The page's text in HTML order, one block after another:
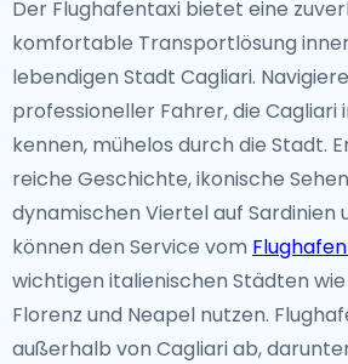
Der Flughafentaxi bietet eine
komfortable Transportlösung
lebendigen Stadt Cagliari.
professioneller Fahrer, die Cagliari
kennen, mühelos durch die Stadt.
reiche Geschichte, ikonische
dynamischen Viertel auf Sardinien
können den Service vom
wichtigen italienischen Städten wie
Florenz und Neapel nutzen.
außerhalb von Cagliari ab,